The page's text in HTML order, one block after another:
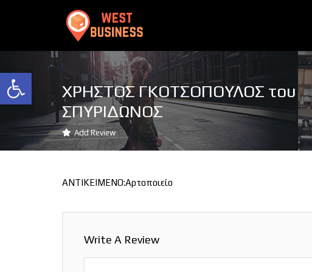
Ανοίξτε τη γραμμή εργαλείων
ΧΡΗΣΤΟΣ ΓΚΟΤΣΟΠΟΥΛΟΣ του
ΣΠΥΡΙΔΩΝΟΣ
Add Review
ΑΝΤΙΚΕΙΜΕΝΟ:Αρτοποιείο
Write A Review